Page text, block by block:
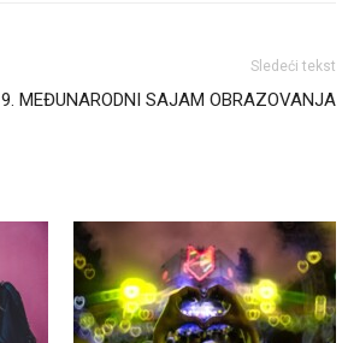
Sledeći tekst
9. MEĐUNARODNI SAJAM OBRAZOVANJA